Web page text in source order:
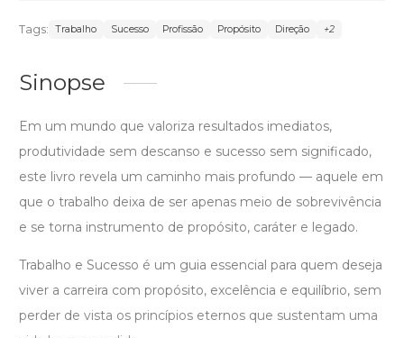
Tags: Trabalho Sucesso Profissão Propósito Direção +2
Sinopse
Em um mundo que valoriza resultados imediatos,
produtividade sem descanso e sucesso sem significado,
este livro revela um caminho mais profundo — aquele em
que o trabalho deixa de ser apenas meio de sobrevivência
e se torna instrumento de propósito, caráter e legado.
Trabalho e Sucesso é um guia essencial para quem deseja
viver a carreira com propósito, excelência e equilíbrio, sem
perder de vista os princípios eternos que sustentam uma